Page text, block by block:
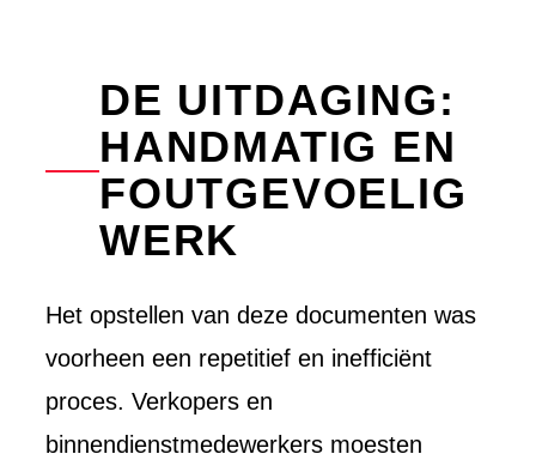
Product
Websites
Ons werk
DE UITDAGING:
HANDMATIG EN
FOUTGEVOELIG
WERK
Het opstellen van deze documenten was
voorheen een repetitief en inefficiënt
proces. Verkopers en
binnendienstmedewerkers moesten